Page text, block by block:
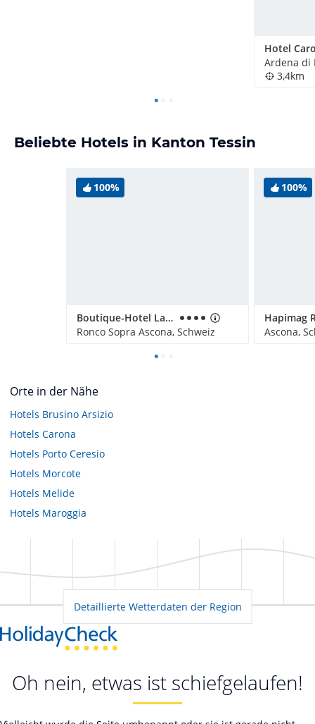
Hotel
Ardena di
3,4km
Beliebte Hotels in Kanton Tessin
100%
Boutique-Hotel La Rocca
Ronco Sopra Ascona, Schweiz
100%
Ascona,
Orte in der Nähe
Hotels Brusino Arsizio
Hotels Carona
Hotels Porto Ceresio
Hotels Morcote
Hotels Melide
Hotels Maroggia
Detaillierte Wetterdaten der Region
Oh nein, etwas ist schiefgelaufen!